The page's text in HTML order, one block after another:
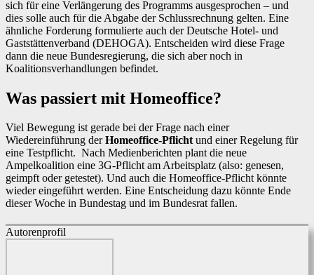
sich für eine Verlängerung des Programms ausgesprochen – und
dies solle auch für die Abgabe der Schlussrechnung gelten. Eine
ähnliche Forderung formulierte auch der Deutsche Hotel- und
Gaststättenverband (DEHOGA). Entscheiden wird diese Frage
dann die neue Bundesregierung, die sich aber noch in
Koalitionsverhandlungen befindet.
Was passiert mit Homeoffice?
Viel Bewegung ist gerade bei der Frage nach einer
Wiedereinführung derHomeoffice-Pflichtund einer Regelung für
eine Testpflicht. Nach Medienberichten plant die neue
Ampelkoalition eine 3G-Pflicht am Arbeitsplatz (also: genesen,
geimpft oder getestet). Und auch die Homeoffice-Pflicht könnte
wieder eingeführt werden. Eine Entscheidung dazu könnte Ende
dieser Woche in Bundestag und im Bundesrat fallen.
Autorenprofil